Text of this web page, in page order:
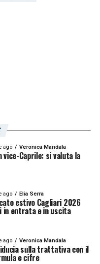
TOP NEWS
ago Veronica Mandala
vice-Caprile: si valuta la
ago Elia Serra
estivo Cagliari 2026
entrata e in uscita
ago Veronica Mandala
sulla trattativa con il
e cifre